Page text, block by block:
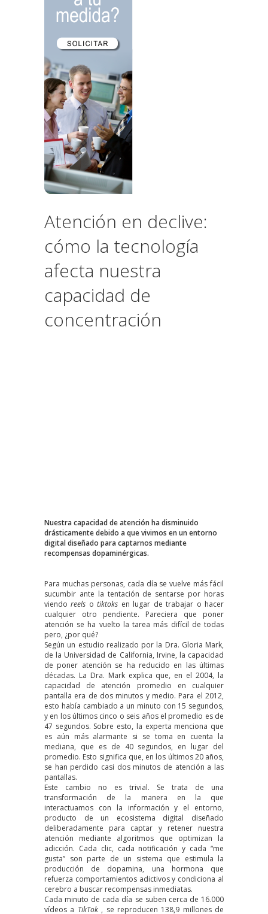
Atención en declive:
cómo la tecnología
afecta nuestra
capacidad de
concentración
Nuestra capacidad de atención ha disminuido
drásticamente debido a que vivimos en un entorno
digital diseñado para captarnos mediante
recompensas dopaminérgicas.
Para muchas personas, cada día se vuelve más fácil
sucumbir ante la tentación de sentarse por horas
viendoreels otiktoks en lugar de trabajar o hacer
cualquier otro pendiente. Pareciera que poner
atención se ha vuelto la tarea más difícil de todas
pero, ¿por qué?
Según un estudio realizado por la Dra. Gloria Mark,
de la Universidad de California, Irvine, la capacidad
de poner atención se ha reducido en las últimas
décadas. La Dra. Mark explica que, en el 2004, la
capacidad de atención promedio en cualquier
pantalla era de dos minutos y medio. Para el 2012,
esto había cambiado a un minuto con 15 segundos,
y en los últimos cinco o seis años el promedio es de
47 segundos. Sobre esto, la experta menciona que
es aún más alarmante si se toma en cuenta la
mediana, que es de 40 segundos, en lugar del
promedio. Esto significa que, en los últimos 20 años,
se han perdido casi dos minutos de atención a las
pantallas.
Este cambio no es trivial. Se trata de una
transformación de la manera en la que
interactuamos con la información y el entorno,
producto de un ecosistema digital diseñado
deliberadamente para captar y retener nuestra
atención mediante algoritmos que optimizan la
adicción. Cada clic, cada notificación y cada “me
gusta” son parte de un sistema que estimula la
producción de dopamina, una hormona que
refuerza comportamientos adictivos y condiciona al
cerebro a buscar recompensas inmediatas.
Cada minuto de cada día se suben cerca de 16.000
vídeos a TikTok, se reproducen 138,9 millones de